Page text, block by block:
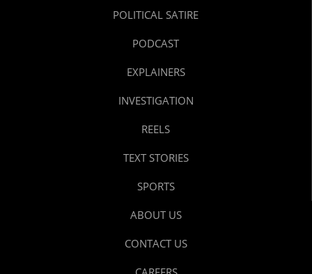
POLITICAL SATIRE
PODCAST
EXPLAINERS
INVESTIGATION
REELS
TEXT STORIES
SPORTS
ABOUT US
CONTACT US